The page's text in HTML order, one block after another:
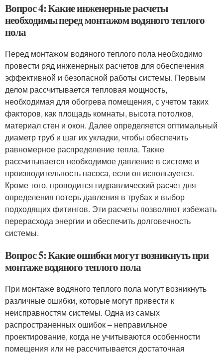
Вопрос 4: Какие инженерные расчеты
необходимы перед монтажом водяного теплого
пола
Перед монтажом водяного теплого пола необходимо
провести ряд инженерных расчетов для обеспечения
эффективной и безопасной работы системы. Первым
делом рассчитывается тепловая мощность,
необходимая для обогрева помещения, с учетом таких
факторов, как площадь комнаты, высота потолков,
материал стен и окон. Далее определяется оптимальный
диаметр труб и шаг их укладки, чтобы обеспечить
равномерное распределение тепла. Также
рассчитывается необходимое давление в системе и
производительность насоса, если он используется.
Кроме того, проводится гидравлический расчет для
определения потерь давления в трубах и выбор
подходящих фитингов. Эти расчеты позволяют избежать
перерасхода энергии и обеспечить долговечность
системы.
Вопрос 5: Какие ошибки могут возникнуть при
монтаже водяного теплого пола
При монтаже водяного теплого пола могут возникнуть
различные ошибки, которые могут привести к
неисправностям системы. Одна из самых
распространенных ошибок – неправильное
проектирование, когда не учитываются особенности
помещения или не рассчитывается достаточная